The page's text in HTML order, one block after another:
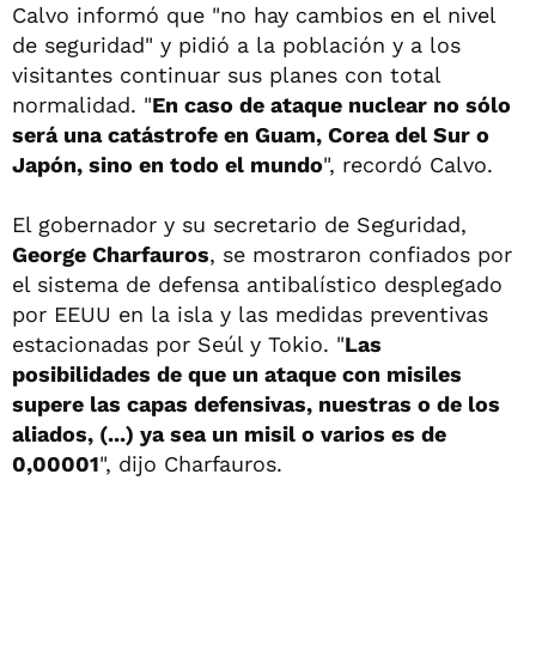
Calvo informó que "no hay cambios en el nivel
de seguridad" y pidió a la población y a los
visitantes continuar sus planes con total
normalidad. "En caso de ataque nuclear no sólo
será una catástrofe en Guam, Corea del Sur o
Japón, sino en todo el mundo", recordó Calvo.
El gobernador y su secretario de Seguridad,
George Charfauros, se mostraron confiados por
el sistema de defensa antibalístico desplegado
por EEUU en la isla y las medidas preventivas
estacionadas por Seúl y Tokio. "Las
posibilidades de que un ataque con misiles
supere las capas defensivas, nuestras o de los
aliados, (...) ya sea un misil o varios es de
0,00001", dijo Charfauros.